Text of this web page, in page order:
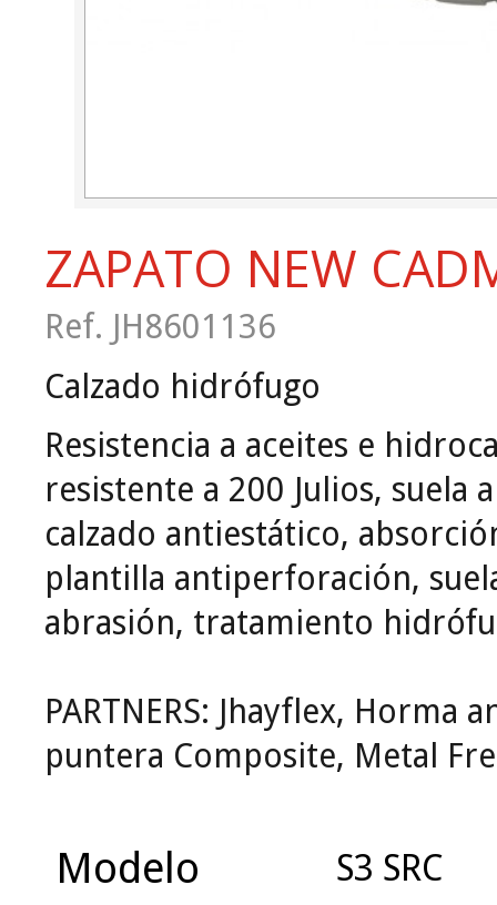
ZAPATO NEW
Ref. JH8601136
Calzado hidrófugo
Resistencia a aceites e
resistente a 200 Julios, suela
calzado antiestático,
plantilla antiperforación,
abrasión, tratamiento
PARTNERS: Jhayflex, Horma
puntera Composite, Metal
Modelo S3 SRC